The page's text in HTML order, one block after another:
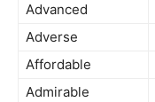
Advanced
Adverse
Affordable
Admirable